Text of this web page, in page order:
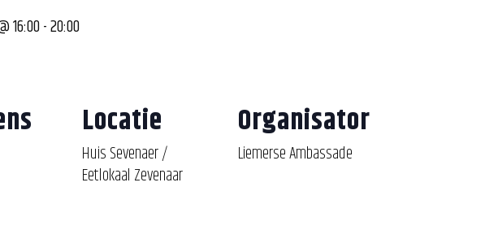
16:00-20:00
Locatie
Huis Sevenaer /
Eetlokaal Zevenaar
Organisator
Liemerse Ambassade